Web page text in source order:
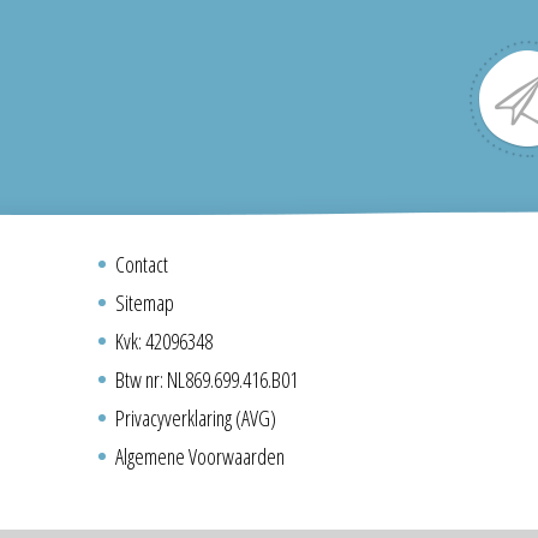
Contact
Sitemap
Kvk: 42096348
Btw nr: NL869.699.416.B01
Privacyverklaring (AVG)
Algemene Voorwaarden